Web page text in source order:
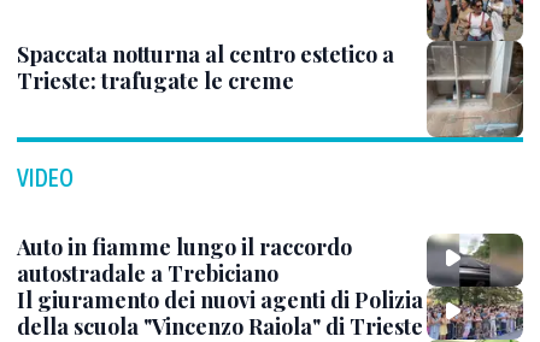
Spaccata notturna al centro estetico a
Trieste: trafugate le creme
VIDEO
Auto in fiamme lungo il raccordo
autostradale a Trebiciano
Il giuramento dei nuovi agenti di Polizia
della scuola "Vincenzo Raiola" di Trieste